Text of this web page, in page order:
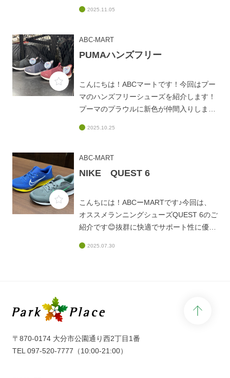
えております！もちろんスタッフから靴に
合わせたコーディネートを提案させて頂き
軽にお立ち寄りくださいね^^是非ご来店お
待ちしております！！！
2025.11.05
ABC-MART
PUMAハンズフリー
こんにちは！ABCマートです！今回はプー
マのハンズフリーシューズを紹介します！
プーマのプラウルに新色が仲間入りしまし
性にも優れています！是非パークプレイス
大分店にてお試し下さい！皆様のご来店を
2025.10.25
ABC-MART
NIKE QUEST 6
こんちには！ABCーMARTです♪今回は、
オススメランニングシューズQUEST 6のご
紹介です😊抜群に快適でサポート性に優れ
2025.07.30
〒870-0174 大分市公園通り西2丁目1番
TEL 097-520-7777 （10:00-21:00）